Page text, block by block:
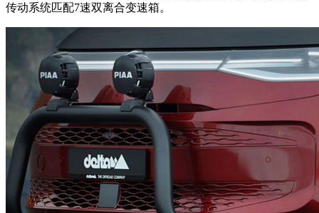
传动系统匹配7速双离合变速箱。